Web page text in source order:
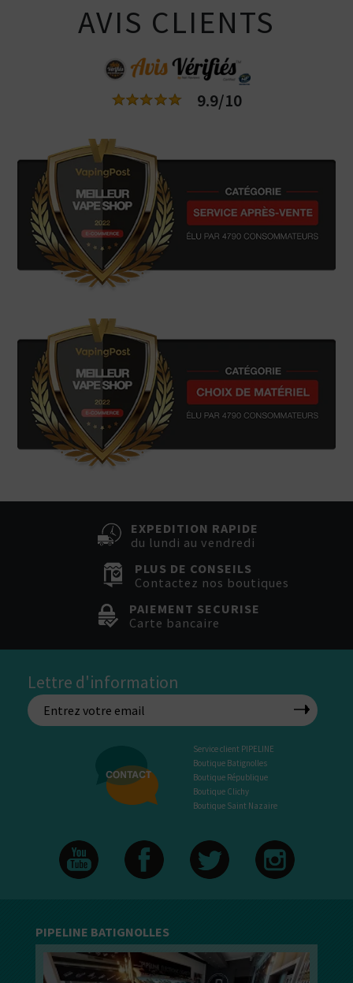
AVIS CLIENTS
9.9/10
EXPEDITION RAPIDE
du lundi au vendredi
PLUS DE CONSEILS
Contactez nos boutiques
PAIEMENT SECURISE
Carte bancaire
Lettre d'information
Service client PIPELINE
Boutique Batignolles
Boutique République
Boutique Clichy
Boutique Saint Nazaire
PIPELINE BATIGNOLLES